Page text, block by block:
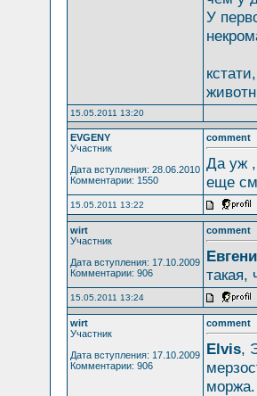
У
15.05.2011 13:20
EVGENY
Участник
Дата вступления: 28.06.2010
Комментарии: 1550
comment
Да уж
еще
15.05.2011 13:22
wirt
Участник
Дата вступления: 17.10.2009
Комментарии: 906
comment
такая,
15.05.2011 13:24
wirt
Участник
Дата вступления: 17.10.2009
Комментарии: 906
comment
Elvis,